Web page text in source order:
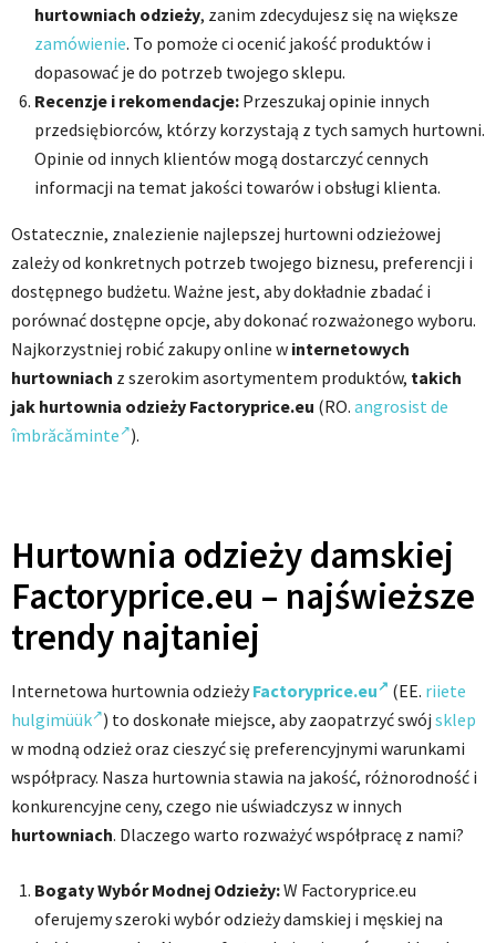
hurtowniach odzieży, zanim zdecydujesz się na większe
zamówienie. To pomoże ci ocenić jakość produktów i
dopasować je do potrzeb twojego sklepu.
Recenzje i rekomendacje: Przeszukaj opinie innych
przedsiębiorców, którzy korzystają z tych samych hurtowni.
Opinie od innych klientów mogą dostarczyć cennych
informacji na temat jakości towarów i obsługi klienta.
Ostatecznie, znalezienie najlepszej hurtowni odzieżowej
zależy od konkretnych potrzeb twojego biznesu, preferencji i
dostępnego budżetu. Ważne jest, aby dokładnie zbadać i
porównać dostępne opcje, aby dokonać rozważonego wyboru.
Najkorzystniej robić zakupy online w internetowych
hurtowniach z szerokim asortymentem produktów, takich
jak hurtownia odzieży Factoryprice.eu (RO. angrosist de
îmbrăcăminte ).
Hurtownia odzieży damskiej
Factoryprice.eu – najświeższe
trendy najtaniej
Internetowa hurtownia odzieżyFactoryprice.eu (EE. riiete
hulgimüük ) to doskonałe miejsce, aby zaopatrzyć swój sklep
w modną odzież oraz cieszyć się preferencyjnymi warunkami
współpracy. Nasza hurtownia stawia na jakość, różnorodność i
konkurencyjne ceny, czego nie uświadczysz w innych
hurtowniach. Dlaczego warto rozważyć współpracę z nami?
Bogaty Wybór Modnej Odzieży:W Factoryprice.eu
oferujemy szeroki wybór odzieży damskiej i męskiej na